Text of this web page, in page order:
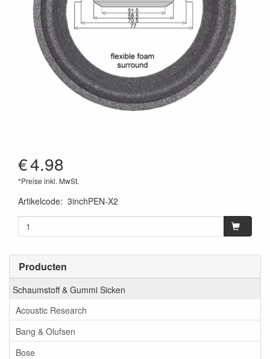
Producten
Schaumstoff & Gummi Sicken
Acoustic Research
Bang & Olufsen
Bose
€4.98
*Preise inkl. MwSt.
Artikelcode: 3inchPEN-X2